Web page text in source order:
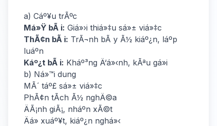
a) Cáº¥u trÃºc
Má»Ÿ bÃ i: Giá»›i thiá»‡u sá»± viá»‡c
ThÃ¢n bÃ i: TrÃ¬nh bÃ y Ã½ kiáº¿n, láº­p
luáº­n
Káº¿t bÃ i: Kháº³ng Ä‘á»‹nh, kÃªu gá»i
b) Ná»™i dung
MÃ´ táº£ sá»± viá»‡c
PhÃ¢n tÃ­ch Ã½ nghÄ©a
ÄÃ¡nh giÃ¡, nháº­n xÃ©t
Äá» xuáº¥t, kiáº¿n nghá»‹